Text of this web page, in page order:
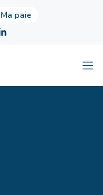
Ma paie